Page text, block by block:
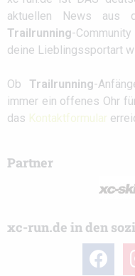
aktuellen News aus
Trailrunning-
deine Lieblingssportart
Ob Trailrunning-
immer ein offenes Ohr
das Kontaktformular
Partner
xc-run.de in den
facebook